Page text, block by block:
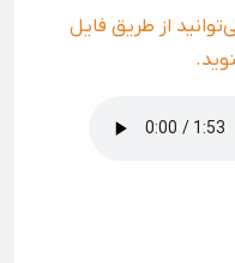
از طریق فایل